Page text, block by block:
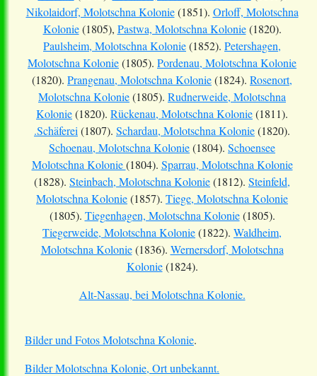
Nikolaidorf, Molotschna Kolonie(1851). Orloff, Molotschna
Kolonie(1805), Pastwa, Molotschna Kolonie(1820).
Paulsheim, Molotschna Kolonie(1852). Petershagen,
Molotschna Kolonie(1805). Pordenau, Molotschna Kolonie
(1820). Prangenau, Molotschna Kolonie(1824). Rosenort,
Molotschna Kolonie(1805). Rudnerweide, Molotschna
Kolonie(1820). Rückenau, Molotschna Kolonie(1811).
.Schäferei (1807). Schardau, Molotschna Kolonie(1820).
Schoenau, Molotschna Kolonie(1804). Schoensee
Molotschna Kolonie(1804). Sparrau, Molotschna Kolonie
(1828). Steinbach, Molotschna Kolonie(1812). Steinfeld,
Molotschna Kolonie(1857). Tiege, Molotschna Kolonie
(1805). Tiegenhagen, Molotschna Kolonie(1805).
Tiegerweide, Molotschna Kolonie(1822). Waldheim,
Molotschna Kolonie(1836). Wernersdorf, Molotschna
Kolonie(1824).
Alt-Nassau, bei Molotschna Kolonie.
Bilder und Fotos Molotschna Kolonie.
Bilder Molotschna Kolonie, Ort unbekannt.